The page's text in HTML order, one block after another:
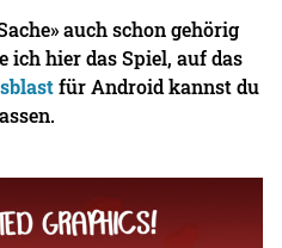
auch schon gehörig
ich hier das Spiel, auf das
für Android kannst du